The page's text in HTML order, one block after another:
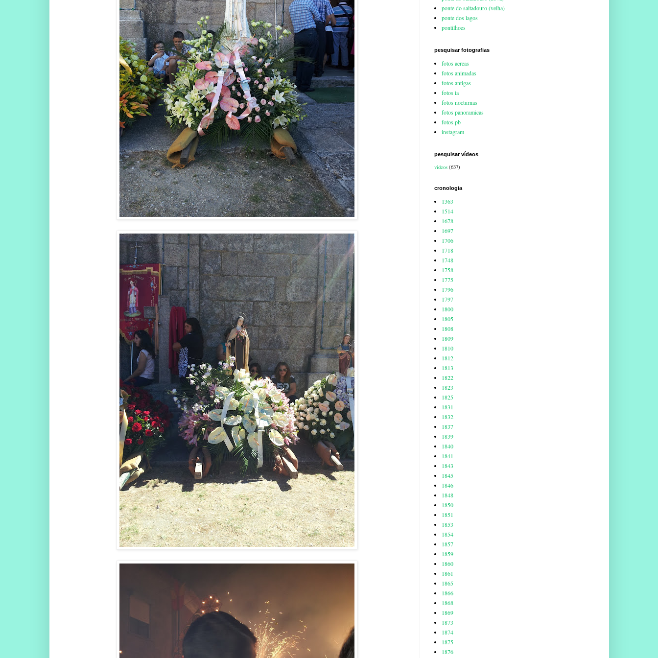
ponte do saltadouro (velha)
ponte dos lagos
pontilhoes
pesquisar fotografias
fotos aereas
fotos animadas
fotos antigas
fotos ia
fotos nocturnas
fotos panoramicas
fotos pb
instagram
pesquisar vídeos
videos (637)
cronologia
1363
1514
1678
1697
1706
1718
1748
1758
1775
1796
1797
1800
1805
1808
1809
1810
1812
1813
1822
1823
1825
1831
1832
1837
1839
1840
1841
1843
1845
1846
1848
1850
1851
1853
1854
1857
1859
1860
1861
1865
1866
1868
1869
1873
1874
1875
1876